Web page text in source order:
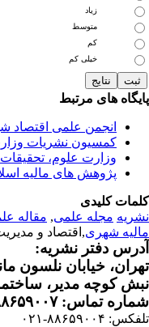
زیاد
متوسط
خیلی کم
های مرتبط
انجمن علمی اقتصاد
کمسیون نشریات
وزارت علوم، تحقیقات و
پژوهش های مالیه
کلیدی
مجله علمی, مقاله
شهری ,اقتصاد و
دفتر نشریه:
خیابان نلسون
کوچه مدیر، ساختمان مدیر -
تماس: ۸۸۶۵۹۰۰۷-۰۲۱
۸۸۶۵۹۰۰۴-۰۲۱